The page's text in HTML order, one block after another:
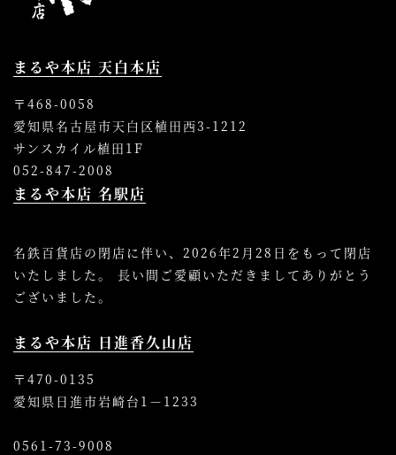
まるや本店 天白本店
〒468-0058
愛知県名古屋市天白区植田西3-1212
サンスカイル植田1F
052-847-2008
まるや本店 名駅店
名鉄百貨店の閉店に伴い、2026年2月28日をもって閉店
いたしました。 長い間ご愛顧いただきましてありがとう
ございました。
まるや本店 日進香久山店
〒470-0135
愛知県日進市岩崎台1－1233
0561-73-9008